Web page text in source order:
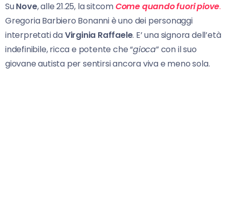
SuNove, alle 21.25, la sitcomCome quando fuori piove.
Gregoria Barbiero Bonanni è uno dei personaggi
interpretati daVirginia Raffaele. E’ una signora dell’età
indefinibile, ricca e potente che “gioca” con il suo
giovane autista per sentirsi ancora viva e meno sola.